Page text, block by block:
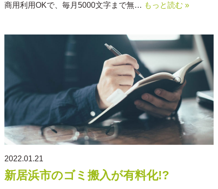
商用利用OKで、毎月5000文字まで無… もっと読む »
2022.01.21
新居浜市のゴミ搬入が有料化!?